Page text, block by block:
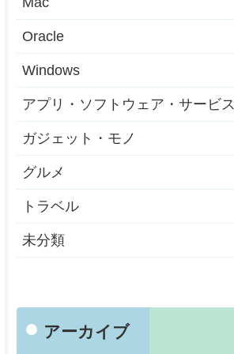
Oracle
Windows
アプリ・ソフトウェア・サービス
ガジェット・モノ
グルメ
トラベル
未分類
アーカイブ